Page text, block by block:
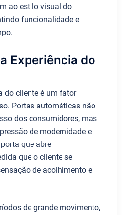
ao estilo visual do
funcionalidade e
Experiência do
do cliente é um fator
Portas automáticas não
dos consumidores, mas
de modernidade e
que abre
que o cliente se
de acolhimento e
de grande movimento,